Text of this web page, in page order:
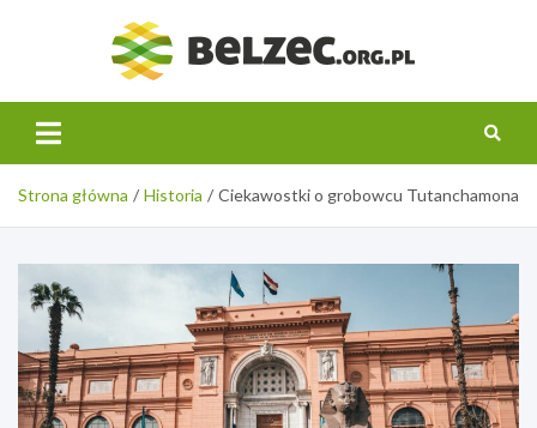
Strona główna Historia Ciekawostki o grobowcu Tutanchamona